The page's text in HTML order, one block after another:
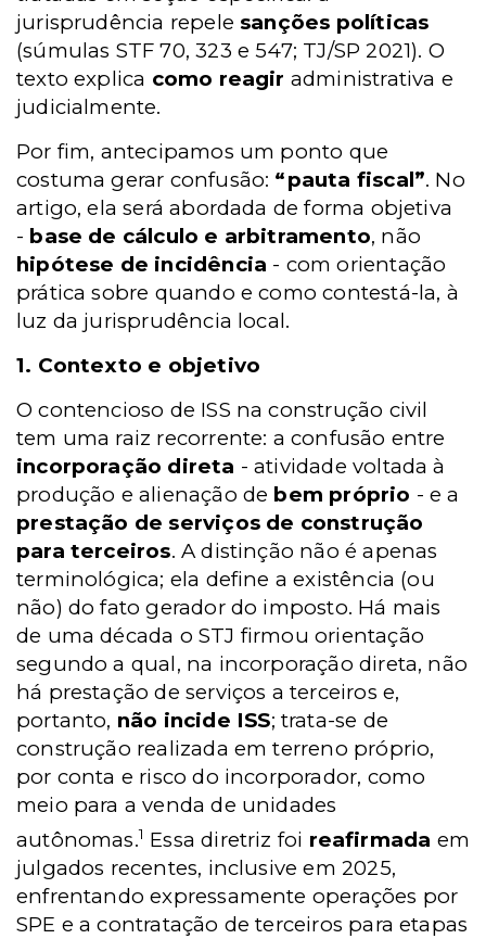
jurisprudência repele sanções políticas
(súmulas STF 70, 323 e 547; TJ/SP 2021). O
texto explica como reagir administrativa e
judicialmente.
Por fim, antecipamos um ponto que
costuma gerar confusão: “pauta fiscal”. No
artigo, ela será abordada de forma objetiva
- base de cálculo e arbitramento, não
hipótese de incidência - com orientação
prática sobre quando e como contestá-la, à
luz da jurisprudência local.
1. Contexto e objetivo
O contencioso de ISS na construção civil
tem uma raiz recorrente: a confusão entre
incorporação direta - atividade voltada à
produção e alienação de bem próprio - e a
prestação de serviços de construção
para terceiros. A distinção não é apenas
terminológica; ela define a existência (ou
não) do fato gerador do imposto. Há mais
de uma década o STJ firmou orientação
segundo a qual, na incorporação direta, não
há prestação de serviços a terceiros e,
portanto, não incide ISS; trata-se de
construção realizada em terreno próprio,
por conta e risco do incorporador, como
meio para a venda de unidades
autônomas.1 Essa diretriz foi reafirmada em
julgados recentes, inclusive em 2025,
enfrentando expressamente operações por
SPE e a contratação de terceiros para etapas